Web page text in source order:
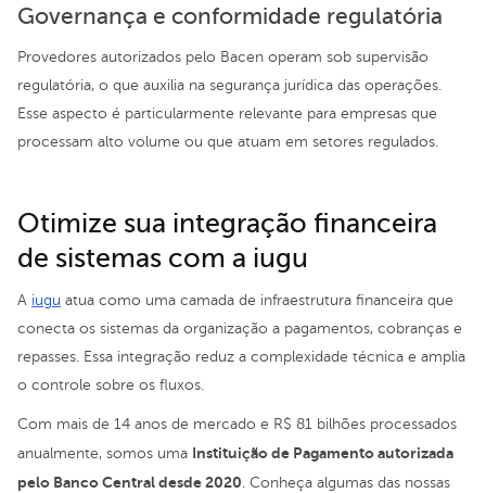
Governança e conformidade regulatória
Provedores autorizados pelo Bacen operam sob supervisão
regulatória, o que auxilia na segurança jurídica das operações.
Esse aspecto é particularmente relevante para empresas que
processam alto volume ou que atuam em setores regulados.
Otimize sua integração financeira
de sistemas com a iugu
A iugu atua como uma camada de infraestrutura financeira que
conecta os sistemas da organização a pagamentos, cobranças e
repasses. Essa integração reduz a complexidade técnica e amplia
o controle sobre os fluxos.
Com mais de 14 anos de mercado e R$ 81 bilhões processados
anualmente, somos uma Instituição de Pagamento autorizada
pelo Banco Central desde 2020 . Conheça algumas das nossas